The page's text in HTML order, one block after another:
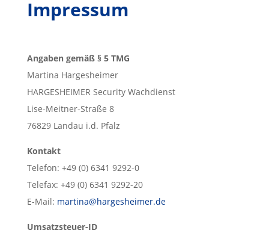
Impressum
Angaben gemäß § 5 TMG
Martina Hargesheimer
HARGESHEIMER Security Wachdienst
Lise-Meitner-Straße 8
76829 Landau i.d. Pfalz
Kontakt
Telefon: +49 (0) 6341 9292-0
Telefax: +49 (0) 6341 9292-20
E-Mail: martina@hargesheimer.de
Umsatzsteuer-ID